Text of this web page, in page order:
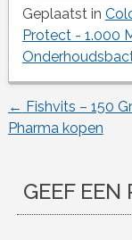
Geplaatst in
Protect - 1.000
← Fishvits – 150
Pharma kopen
GEEF EEN